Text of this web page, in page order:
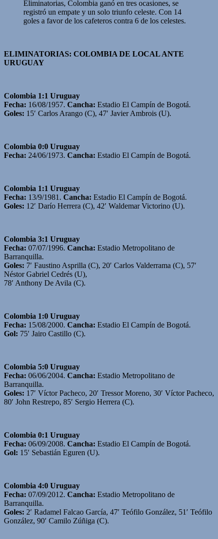
Eliminatorias, Colombia ganó en tres ocasiones, se
registró un empate y un solo triunfo celeste. Con 14
goles a favor de los cafeteros contra 6 de los celestes.
ELIMINATORIAS: COLOMBIA DE LOCAL ANTE
URUGUAY
Colombia 1:1 Uruguay
Fecha: 16/08/1957. Cancha: Estadio El Campín de Bogotá.
Goles: 15′ Carlos Arango (C), 47′ Javier Ambrois (U).
Colombia 0:0 Uruguay
Fecha: 24/06/1973. Cancha: Estadio El Campín de Bogotá.
Colombia 1:1 Uruguay
Fecha: 13/9/1981. Cancha: Estadio El Campín de Bogotá.
Goles: 12′ Darío Herrera (C), 42′ Waldemar Victorino (U).
Colombia 3:1 Uruguay
Fecha: 07/07/1996. Cancha: Estadio Metropolitano de
Barranquilla.
Goles: 7′ Faustino Asprilla (C), 20′ Carlos Valderrama (C), 57′
Néstor Gabriel Cedrés (U),
78′ Anthony De Avila (C).
Colombia 1:0 Uruguay
Fecha: 15/08/2000. Cancha: Estadio El Campín de Bogotá.
Gol: 75′ Jairo Castillo (C).
Colombia 5:0 Uruguay
Fecha: 06/06/2004. Cancha: Estadio Metropolitano de
Barranquilla.
Goles: 17′ Víctor Pacheco, 20′ Tressor Moreno, 30′ Víctor Pacheco,
80′ John Restrepo, 85′ Sergio Herrera (C).
Colombia 0:1 Uruguay
Fecha: 06/09/2008. Cancha: Estadio El Campín de Bogotá.
Gol: 15′ Sebastián Eguren (U).
Colombia 4:0 Uruguay
Fecha: 07/09/2012. Cancha: Estadio Metropolitano de
Barranquilla.
Goles: 2′ Radamel Falcao García, 47′ Teófilo González, 51′ Teófilo
González, 90′ Camilo Zúñiga (C).